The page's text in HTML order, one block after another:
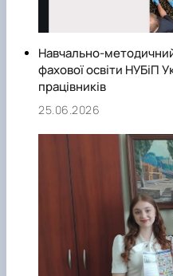
Навчально-
фахової освіти НУБіП
працівників
25.06.2026